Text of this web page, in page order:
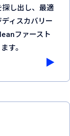
探し出し、最適
ィスカバリー
ファースト
す。